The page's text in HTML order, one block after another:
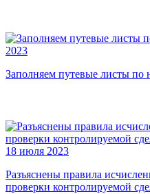
2023
Заполняем путевые листы по
18 июля 2023
Разъяснены правила
проверки контролируемой